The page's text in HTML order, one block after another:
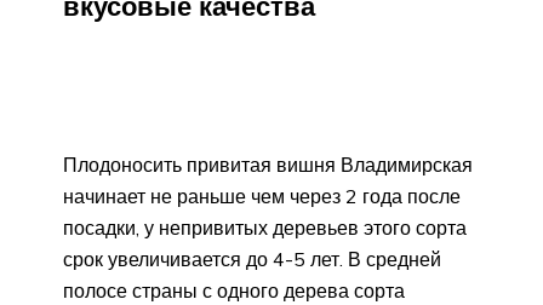
Плодоносить привитая вишня Владимирская
начинает не раньше чем через 2 года после
посадки, у непривитых деревьев этого сорта
срок увеличивается до 4-5 лет. В средней
полосе страны с одного дерева сорта